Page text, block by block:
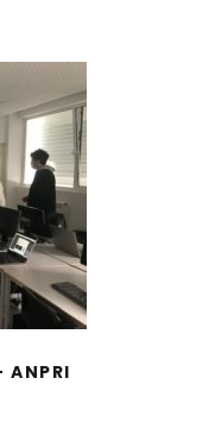
– ANPRI
ANPRI